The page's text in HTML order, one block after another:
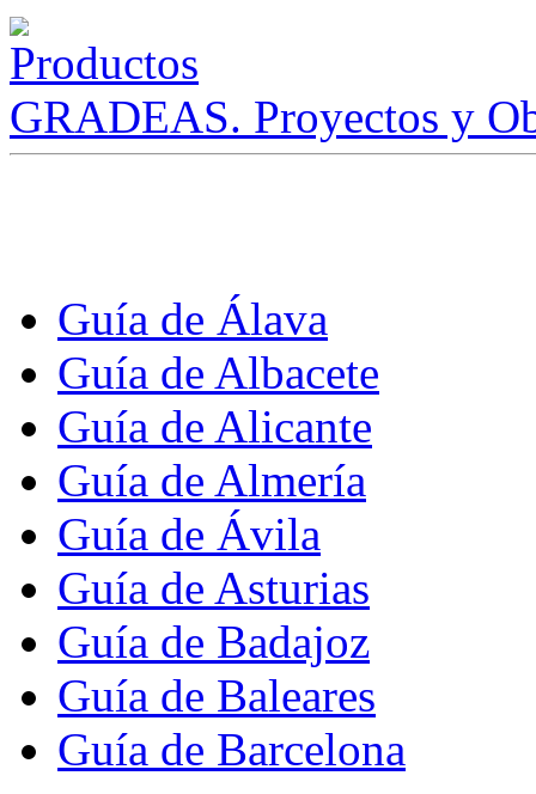
GRADEAS. Proyectos y
Guía de Álava
Guía de Albacete
Guía de Alicante
Guía de Almería
Guía de Ávila
Guía de Asturias
Guía de Badajoz
Guía de Baleares
Guía de Barcelona